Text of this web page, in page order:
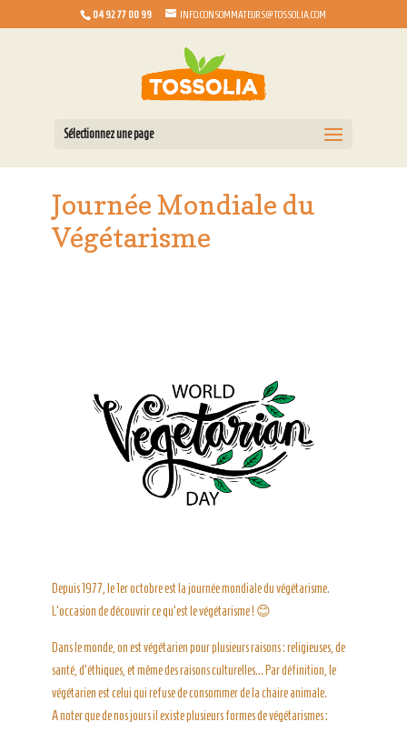
04 92 77 00 99 INFO.CONSOMMATEURS@TOSSOLIA.COM
Sélectionnez une page
Journée Mondiale du
Végétarisme
Depuis 1977, le 1er octobre est la journée mondiale du végétarisme.
L’occasion de découvrir ce qu’est le végétarisme ! 😊
Dans le monde, on est végétarien pour plusieurs raisons : religieuses, de
santé, d’éthiques, et même des raisons culturelles… Par définition, le
végétarien est celui qui refuse de consommer de la chaire animale.
A noter que de nos jours il existe plusieurs formes de végétarismes :